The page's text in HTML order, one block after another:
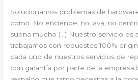
Solucionamos problemas de
como: No enciende, no lava, no
suena mucho (…) Nuestro servicio es
trabajamos con repuestos 100%
cada uno de nuestros servicios de
con garantía por parte de la empresa